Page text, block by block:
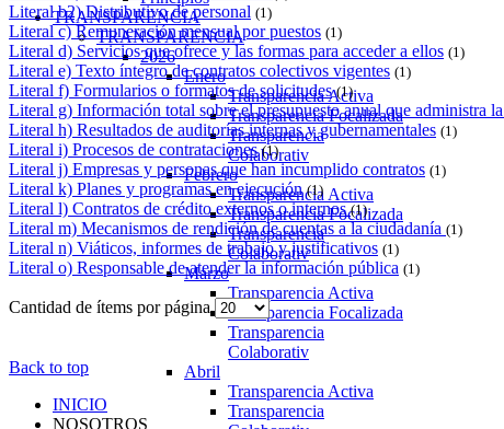
TRANSPARENCIA
TRANSPARENCIA
2026
Enero
Transparencia Activa
Transparencia Focalizada
Transparencia
Colaborativ
Febrero
Transparencia Activa
Transparencia Focalizada
Transparencia
Colaborativ
Marzo
Transparencia Activa
Transparencia Focalizada
Transparencia
Colaborativ
Abril
Transparencia Activa
Transparencia
Literal b2) Distributivo de personal (1)
Literal c) Remuneración mensual por puestos (1)
Literal d) Servicios que ofrece y las formas para acceder a ellos (1)
Literal e) Texto íntegro de contratos colectivos vigentes (1)
Literal f) Formularios o formatos de solicitudes (1)
Literal g) Información total sobre el presupuesto anual que administra
Literal h) Resultados de auditorías internas y gubernamentales (1)
Literal i) Procesos de contrataciones (1)
Literal j) Empresas y personas que han incumplido contratos (1)
Literal k) Planes y programas en ejecución (1)
Literal l) Contratos de crédito externos o internos(1)
Literal m) Mecanismos de rendición de cuentas a la ciudadanía (1)
Literal n) Viáticos, informes de trabajo y justificativos (1)
Literal o) Responsable de atender la información pública (1)
Cantidad de ítems por página
Back to top
INICIO
NOSOTROS